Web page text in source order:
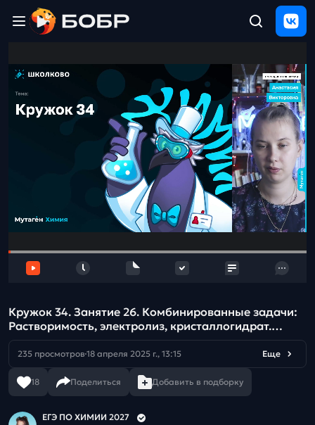
ЩЕЛЧОК
Полезные
материалы
и
отзыв
Кружок 34. Занятие 26. Комбинированные задачи:
Растворимость, электролиз, кристаллогидрат.
Нетипичное разложение нитратов
235 просмотров 18 апреля 2025 г., 13:15 Еще
18 Поделиться Добавить в подборку
ЕГЭ ПО ХИМИИ 2027